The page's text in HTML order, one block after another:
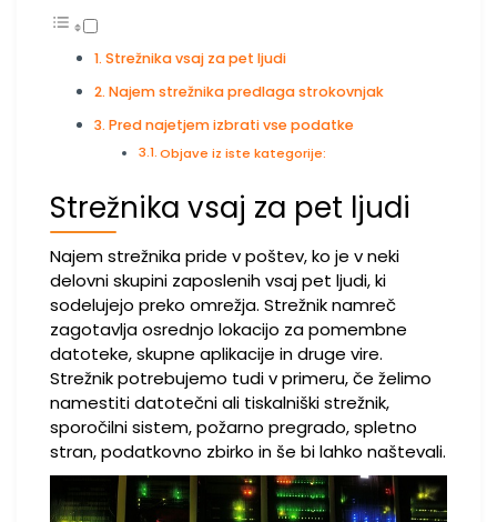
Strežnika vsaj za pet ljudi
Najem strežnika predlaga strokovnjak
Pred najetjem izbrati vse podatke
Objave iz iste kategorije:
Strežnika vsaj za pet ljudi
Najem strežnika pride v poštev, ko je v neki
delovni skupini zaposlenih vsaj pet ljudi, ki
sodelujejo preko omrežja. Strežnik namreč
zagotavlja osrednjo lokacijo za pomembne
datoteke, skupne aplikacije in druge vire.
Strežnik potrebujemo tudi v primeru, če želimo
namestiti datotečni ali tiskalniški strežnik,
sporočilni sistem, požarno pregrado, spletno
stran, podatkovno zbirko in še bi lahko naštevali.